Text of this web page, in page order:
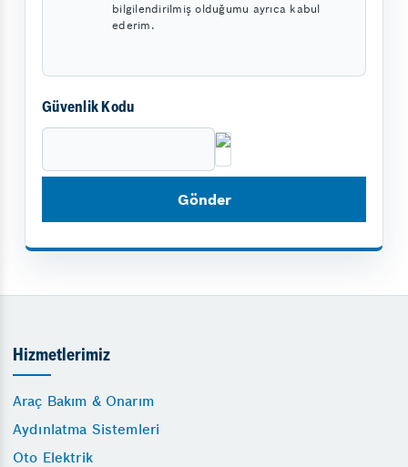
bilgilendirilmiş olduğumu ayrıca kabul
ederim.
Güvenlik Kodu
Hizmetlerimiz
Araç Bakım & Onarım
Aydınlatma Sistemleri
Oto Elektrik